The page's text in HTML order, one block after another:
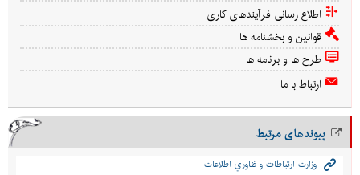
اطلاع رسانی فرآیندهای کاری
قوانین و بخشنامه ها
طرح ها و برنامه ها
ارتباط با ما
پیوندهای مرتبط
وزارت ارتباطات و فناوري اطلاعات